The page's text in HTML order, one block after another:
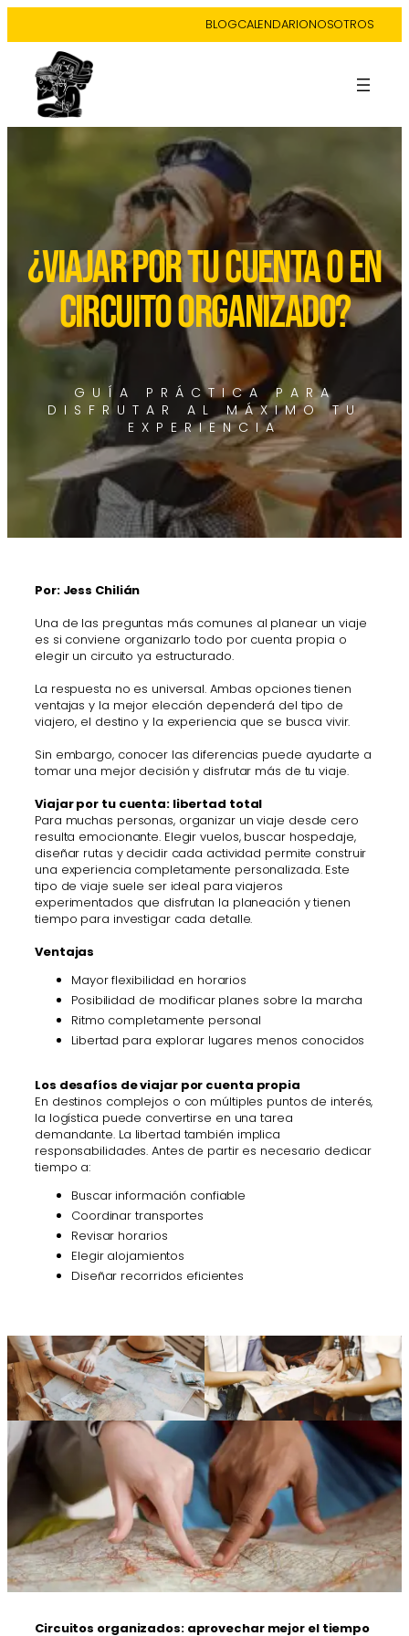
BLOGCALENDARIONOSOTROS
¿VIAJAR POR TU CUENTA O EN
CIRCUITO ORGANIZADO?
GUÍA PRÁCTICA PARA
DISFRUTAR AL MÁXIMO TU
EXPERIENCIA
Por: Jess Chilián
Una de las preguntas más comunes al planear un viaje
es si conviene organizarlo todo por cuenta propia o
elegir un circuito ya estructurado.
La respuesta no es universal. Ambas opciones tienen
ventajas y la mejor elección dependerá del tipo de
viajero, el destino y la experiencia que se busca vivir.
Sin embargo, conocer las diferencias puede ayudarte a
tomar una mejor decisión y disfrutar más de tu viaje.
Viajar por tu cuenta: libertad total
Para muchas personas, organizar un viaje desde cero
resulta emocionante. Elegir vuelos, buscar hospedaje,
diseñar rutas y decidir cada actividad permite construir
una experiencia completamente personalizada. Este
tipo de viaje suele ser ideal para viajeros
experimentados que disfrutan la planeación y tienen
tiempo para investigar cada detalle.
Ventajas
Mayor flexibilidad en horarios
Posibilidad de modificar planes sobre la marcha
Ritmo completamente personal
Libertad para explorar lugares menos conocidos
Los desafíos de viajar por cuenta propia
En destinos complejos o con múltiples puntos de interés,
la logística puede convertirse en una tarea
demandante. La libertad también implica
responsabilidades. Antes de partir es necesario dedicar
tiempo a:
Buscar información confiable
Coordinar transportes
Revisar horarios
Elegir alojamientos
Diseñar recorridos eficientes
Circuitos organizados: aprovechar mejor el tiempo